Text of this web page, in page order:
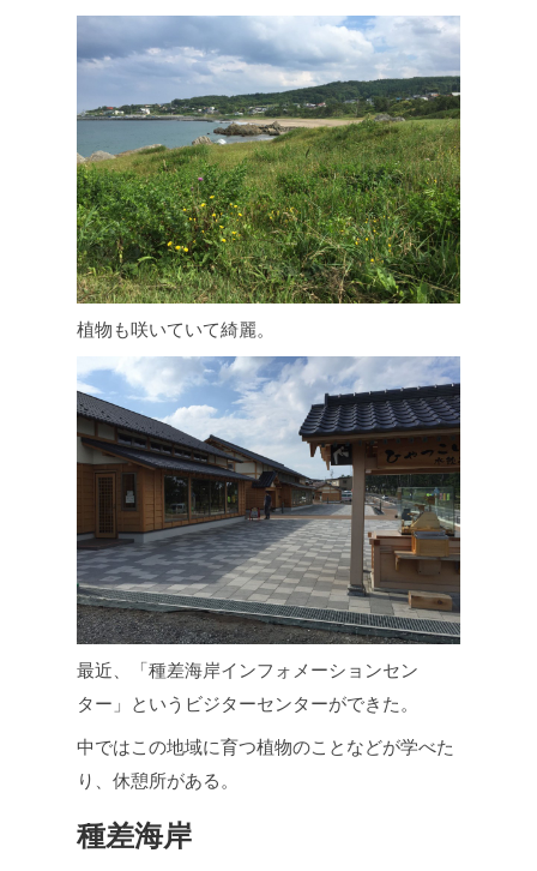
植物も咲いていて綺麗。
最近、「種差海岸インフォメーションセン
ター」というビジターセンターができた。
中ではこの地域に育つ植物のことなどが学べた
り、休憩所がある。
種差海岸